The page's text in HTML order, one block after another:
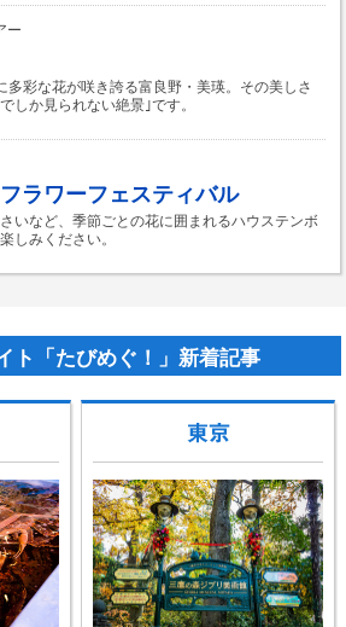
ー
多彩な花が咲き誇る富良野・美瑛。その美しさ
しか見られない絶景｣です。
ラワーフェスティバル
いなど、季節ごとの花に囲まれるハウステンボ
しみください。
ト「たびめぐ！」新着記事